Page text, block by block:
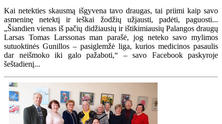
Kai netekties skausmą išgyvena tavo draugas, tai priimi kaip savo
asmeninę netektį ir ieškai žodžių užjausti, padėti, paguosti...
„Šiandien vienas iš pačių didžiausių ir ištikimiausių Palangos draugų
Larsas Tomas Larssonas man parašė, jog neteko savo mylimos
sutuoktinės Gunillos – pasiglemžė liga, kurios medicinos pasaulis
dar neišmoko iki galo pažaboti,“ – savo Facebook paskyroje
šeštadienį...